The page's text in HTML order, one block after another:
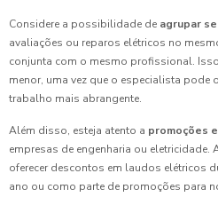
Considere a possibilidade de agrupar
avaliações ou reparos elétricos no
conjunta com o mesmo profissional.
menor, uma vez que o especialista pode
trabalho mais abrangente.
Além disso, esteja atento a promoções
empresas de engenharia ou
oferecer descontos em laudos elétricos
ano ou como parte de promoções para